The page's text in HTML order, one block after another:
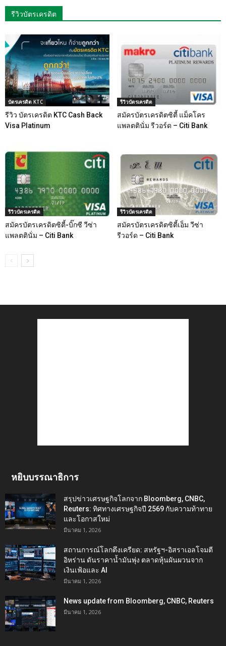
รีวิวบัตรเครดิต
บัตรเครดิต KTC
รีวิว บัตรเครดิต KTC Cash Back
Visa Platinum
รีวิวบัตรเครดิต
สมัครบัตรเครดิตซิตี้ แม็คโคร
แพลตตินั่ม รีวอร์ด – Citi Bank
รีวิวบัตรเครดิต
สมัครบัตรเครดิตซิตี้-บิ๊กซี วีซ่า
แพลตตินั่ม – Citi Bank
รีวิวบัตรเครดิต
สมัครบัตรเครดิตซิตี้เอ็ม วีซ่า
รีวอร์ด – Citi Bank
หยิบบรรณาธิการ
สรุปข่าวเศรษฐกิจโลกจาก Bloomberg, CNBC,
Reuters: ทิศทางเศรษฐกิจปี 2569 กับความท้าทาย
และโอกาสใหม่
มีนาคม 1, 2026
สถานการณ์โลกตึงเครียด: สหรัฐฯ-อิสราเอลโจมตี
อิหร่าน ดันราคาน้ำมันพุ่ง ตลาดหุ้นผันผวนจาก
เงินเฟ้อและ AI
มีนาคม 1, 2026
News update from Bloomberg, CNBC, Reuters
มีนาคม 1, 2026